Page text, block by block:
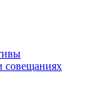
совещаниях